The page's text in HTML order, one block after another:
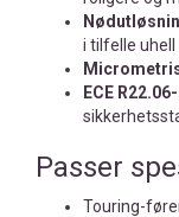
i tilfelle uhell
ECE
Passer
Touring-